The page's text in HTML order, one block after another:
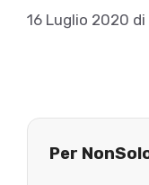
16 Luglio 2020 di
Per